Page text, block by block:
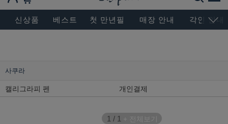
BESEN MASTERPIECE, SINCE 2004
신상품 베스트 첫 만년필 매장 안내 각인 안내
사쿠라
캘리그라피 펜 개인결제
1 / 1 + 전체보기